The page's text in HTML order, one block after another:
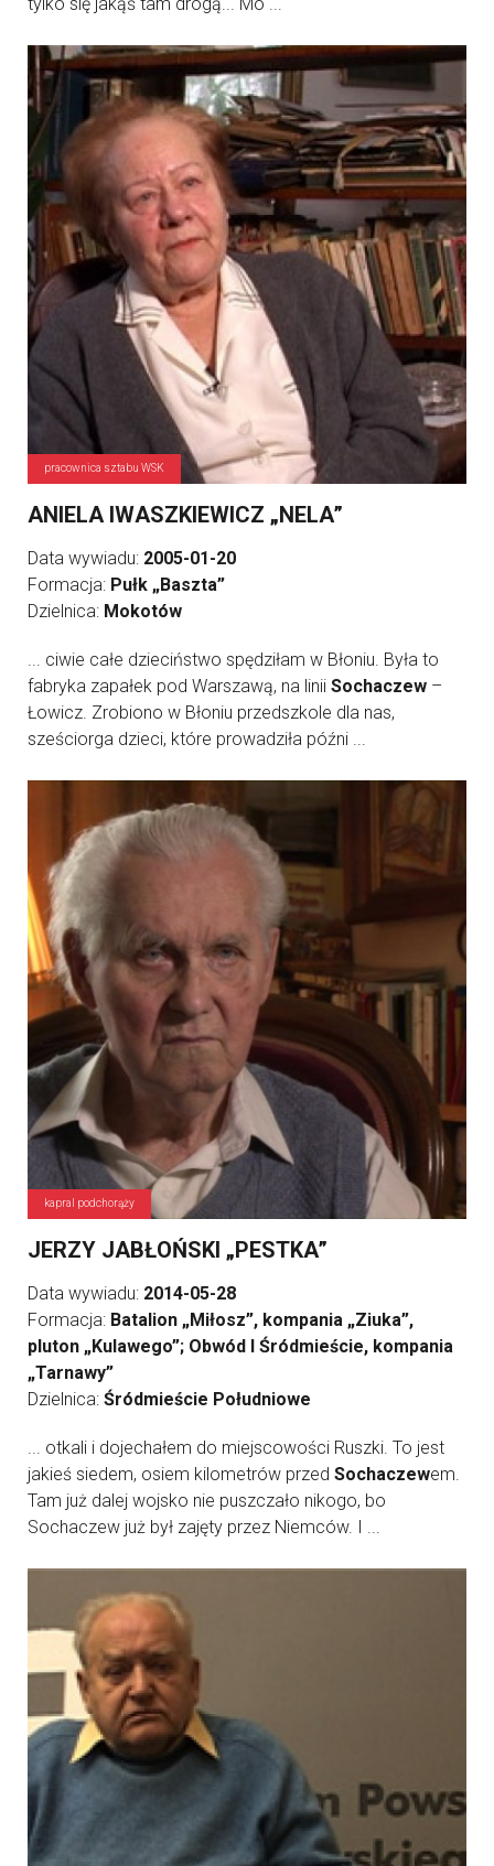
pracownica sztabu WSK
ANIELA IWASZKIEWICZ „NELA”
Data wywiadu: 2005-01-20
Formacja: Pułk „Baszta”
Dzielnica: Mokotów
... ciwie całe dzieciństwo spędziłam w Błoniu. Była to
fabryka zapałek pod Warszawą, na linii Sochaczew –
Łowicz. Zrobiono w Błoniu przedszkole dla nas,
sześciorga dzieci, które prowadziła późni ...
kapral podchorąży
JERZY JABŁOŃSKI „PESTKA”
Data wywiadu: 2014-05-28
Formacja: Batalion „Miłosz”, kompania „Ziuka”,
pluton „Kulawego”; Obwód I Śródmieście, kompania
„Tarnawy”
Dzielnica: Śródmieście Południowe
... otkali i dojechałem do miejscowości Ruszki. To jest
jakieś siedem, osiem kilometrów przed Sochaczewem.
Tam już dalej wojsko nie puszczało nikogo, bo
Sochaczew już był zajęty przez Niemców. I ...